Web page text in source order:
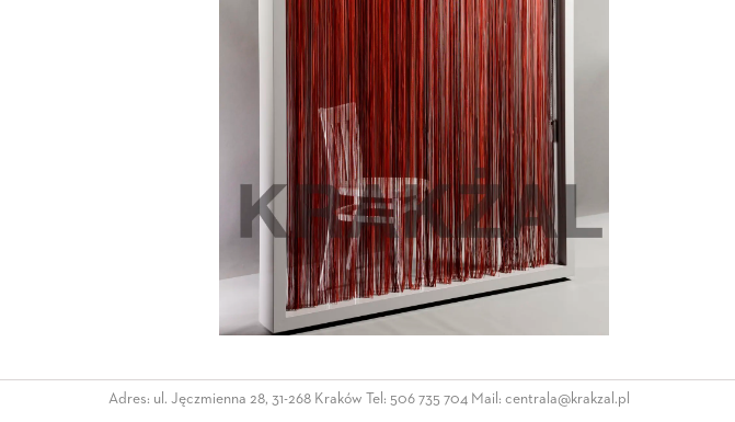
Adres: ul. Jęczmienna 28, 31-268 Kraków Tel: 506 735 704Mail: centrala@krakzal.pl